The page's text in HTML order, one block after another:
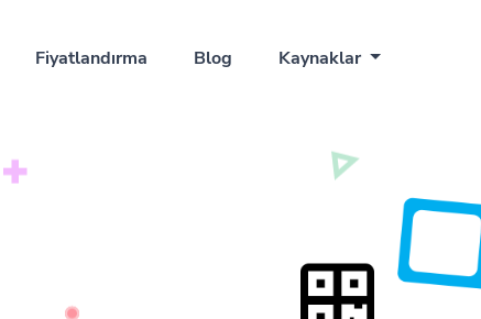
Fiyatlandırma Blog Kaynaklar